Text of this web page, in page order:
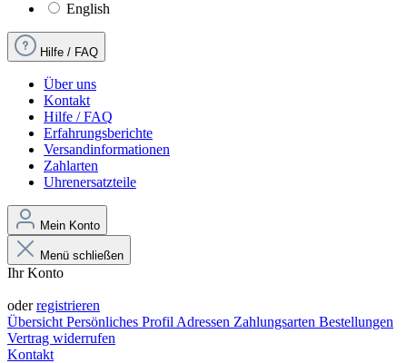
English
Hilfe / FAQ
Über uns
Kontakt
Hilfe / FAQ
Erfahrungsberichte
Versandinformationen
Zahlarten
Uhrenersatzteile
Mein Konto
Menü schließen
Ihr Konto
oderregistrieren
Übersicht Persönliches Profil Adressen Zahlungsarten Bestellungen
Vertrag widerrufen
Kontakt